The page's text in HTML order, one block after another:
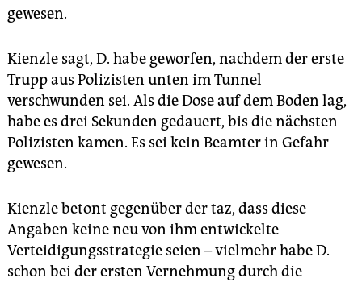
gewesen.
Kienzle sagt, D. habe geworfen, nachdem der erste
Trupp aus Polizisten unten im Tunnel
verschwunden sei. Als die Dose auf dem Boden lag,
habe es drei Sekunden gedauert, bis die nächsten
Polizisten kamen. Es sei kein Beamter in Gefahr
gewesen.
Kienzle betont gegenüber der taz, dass diese
Angaben keine neu von ihm entwickelte
Verteidigungsstrategie seien – vielmehr habe D.
schon bei der ersten Vernehmung durch die